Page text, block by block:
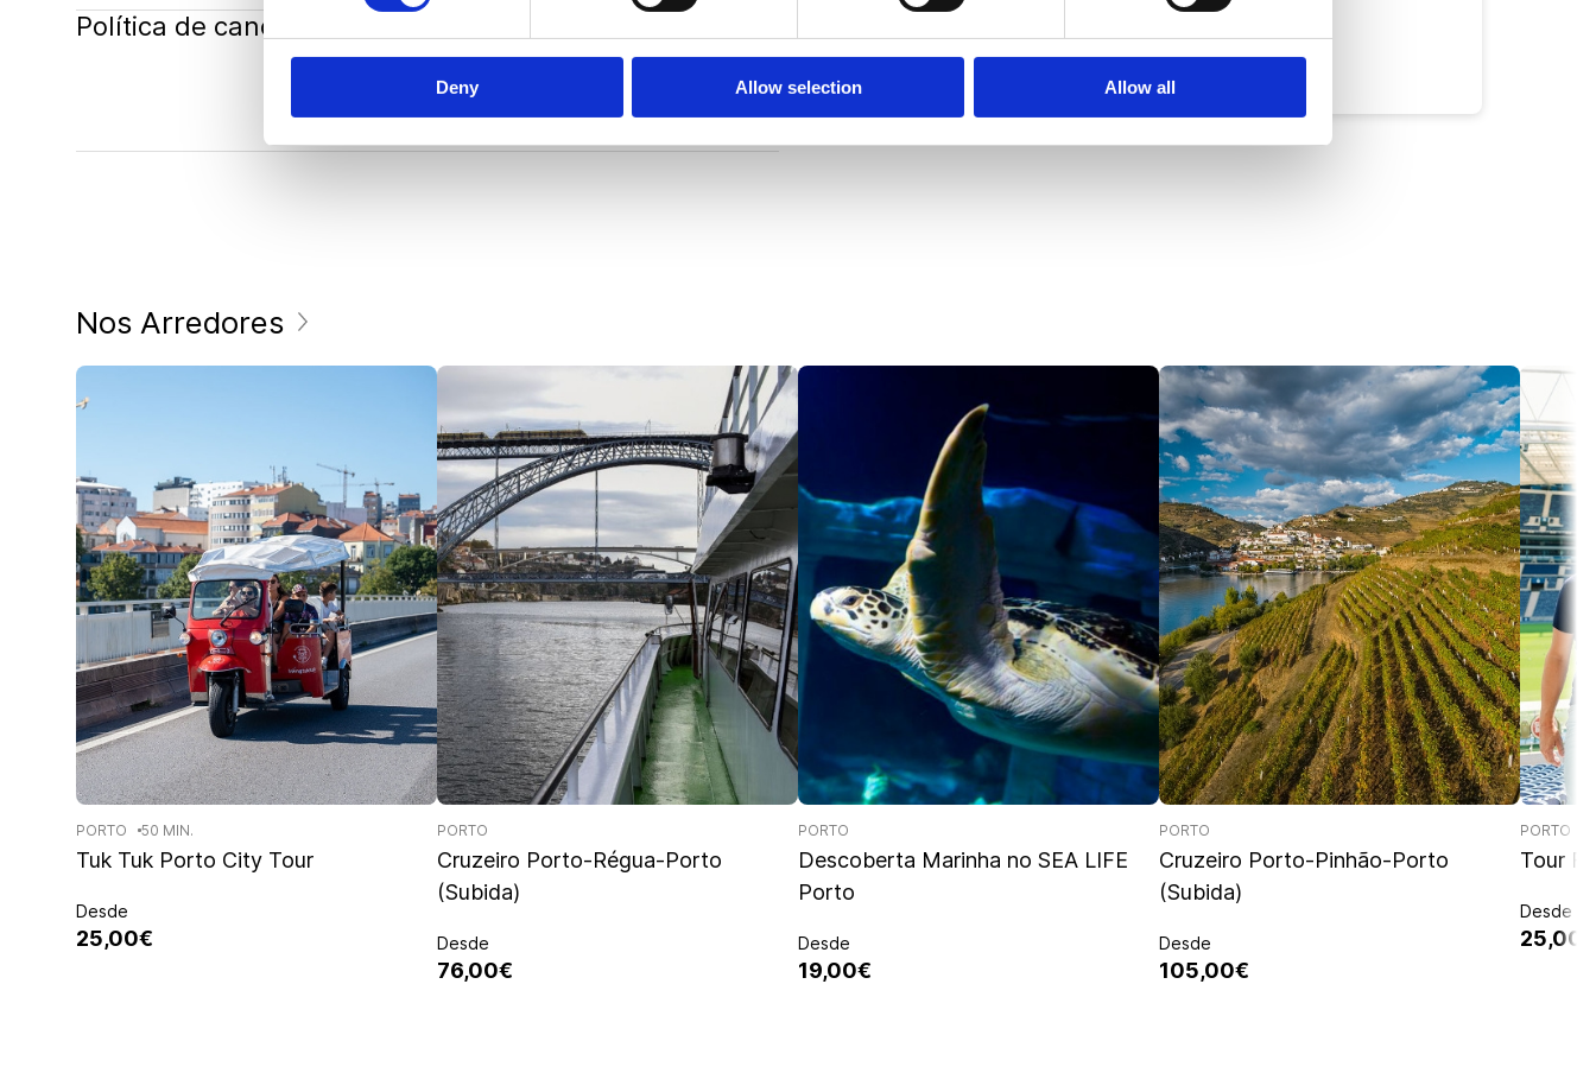
Deny Allow selection Allow all
Ver experiências
Política de cancelamento
Nos Arredores
PORTO 50 MIN.
Tuk Tuk Porto City Tour
Desde
25,00€
PORTO
Cruzeiro Porto-Régua-Porto
(Subida)
Desde
76,00€
PORTO
Descoberta Marinha no SEA LIFE
Porto
Desde
19,00€
PORTO
Cruzeiro Porto-Pinhão-Porto
(Subida)
Desde
105,00€
PORTO
Tour
Desde
25,00€